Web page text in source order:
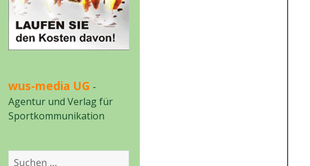
wus-media UG -
Agentur und Verlag für
Sportkommunikation
Suchen